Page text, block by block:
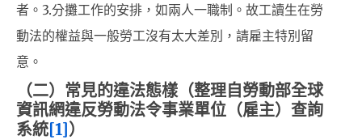
者。3.分攤工作的安排，如兩人一職制。故工讀生在勞
動法的權益與一般勞工沒有太大差別，請雇主特別留
意。
（二）常見的違法態樣（整理自勞動部全球
資訊網違反勞動法令事業單位（雇主）查詢
系統[1]）